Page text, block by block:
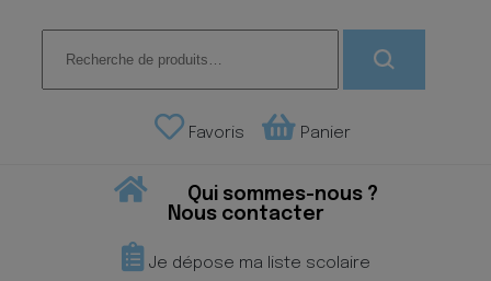
pour :
Favoris Panier
Qui sommes-nous ?
Nous contacter
Je dépose ma liste scolaire